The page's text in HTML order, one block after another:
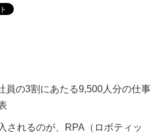
員の3割にあたる9,500人分の仕事
されるのが、RPA（ロボティッ